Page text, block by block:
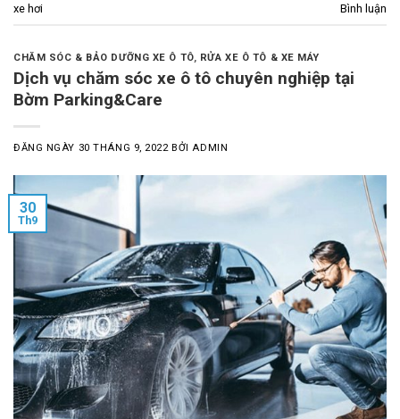
xe hơi
Bình luận
CHĂM SÓC & BẢO DƯỠNG XE Ô TÔ, RỬA XE Ô TÔ & XE MÁY
Dịch vụ chăm sóc xe ô tô chuyên nghiệp tại
Bờm Parking&Care
ĐĂNG NGÀY 30 THÁNG 9, 2022BỞIADMIN
30
Th9